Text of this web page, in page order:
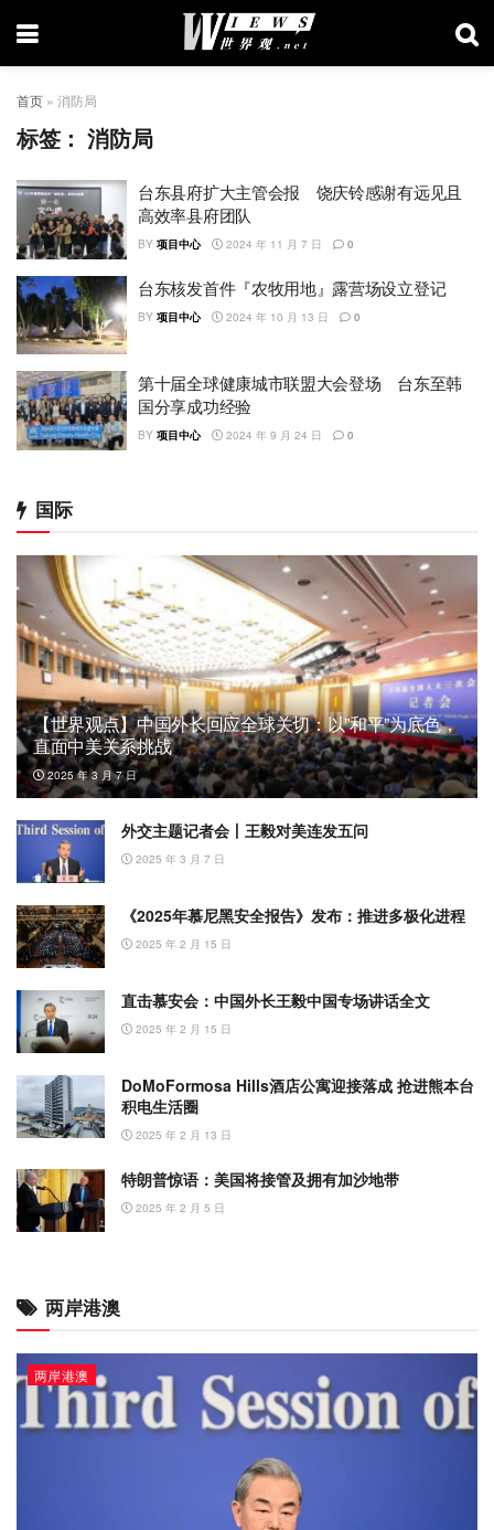
首页 » 消防局
标签：消防局
台东县府扩大主管会报 饶庆铃感谢有远见且
高效率县府团队
BY 项目中心 2024 年 11 月 7 日 0
台东核发首件『农牧用地』露营场设立登记
BY 项目中心 2024 年 10 月 13 日 0
第十届全球健康城市联盟大会登场 台东至韩
国分享成功经验
BY 项目中心 2024 年 9 月 24 日 0
国际
【世界观点】中国外长回应全球关切：以”和平”为底色，
直面中美关系挑战
2025 年 3 月 7 日
外交主题记者会丨王毅对美连发五问
2025 年 3 月 7 日
《2025年慕尼黑安全报告》发布：推进多极化进程
2025 年 2 月 15 日
直击慕安会：中国外长王毅中国专场讲话全文
2025 年 2 月 15 日
DoMoFormosa Hills酒店公寓迎接落成 抢进熊本台
积电生活圈
2025 年 2 月 13 日
特朗普惊语：美国将接管及拥有加沙地带
2025 年 2 月 5 日
两岸港澳
两岸港澳